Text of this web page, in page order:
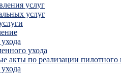
услуг
услуг
ухода
акты по реализации пилотного